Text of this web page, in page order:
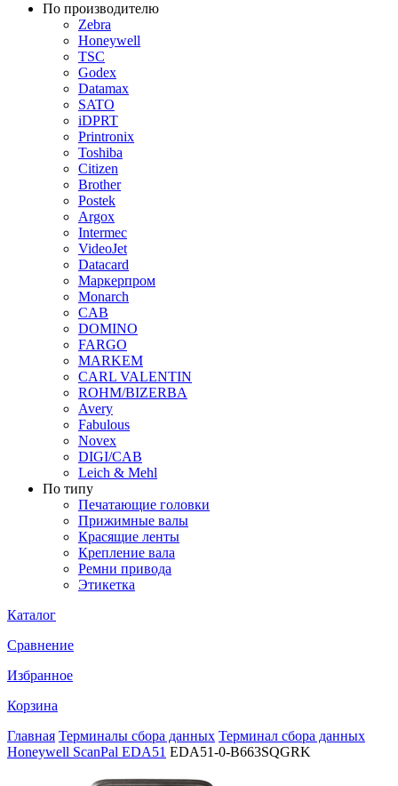
По производителю
Zebra
Honeywell
TSC
Godex
Datamax
SATO
iDPRT
Printronix
Toshiba
Citizen
Brother
Postek
Argox
Intermec
VideoJet
Datacard
Маркерпром
Monarch
CAB
DOMINO
FARGO
MARKEM
CARL VALENTIN
ROHM/BIZERBA
Avery
Fabulous
Novex
DIGI/CAB
Leich & Mehl
По типу
Печатающие головки
Прижимные валы
Красящие ленты
Крепление вала
Ремни привода
Этикетка
Каталог
Сравнение
Избранное
Корзина
Главная Терминалы сбора данных Терминал сбора данных
Honeywell ScanPal EDA51 EDA51-0-B663SQGRK